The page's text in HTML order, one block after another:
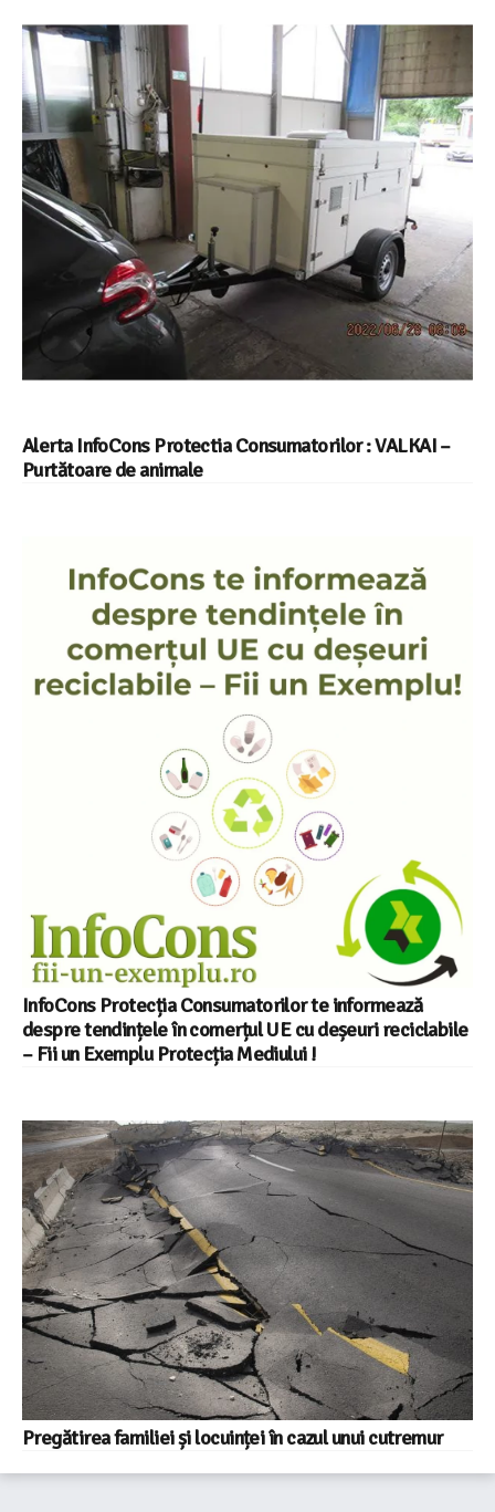
Alerta InfoCons Protectia Consumatorilor : VALKAI –
Purtătoare de animale
InfoCons Protecția Consumatorilor te informează
despre tendințele în comerțul UE cu deșeuri reciclabile
– Fii un Exemplu Protecția Mediului !
Pregătirea familiei și locuinței în cazul unui cutremur